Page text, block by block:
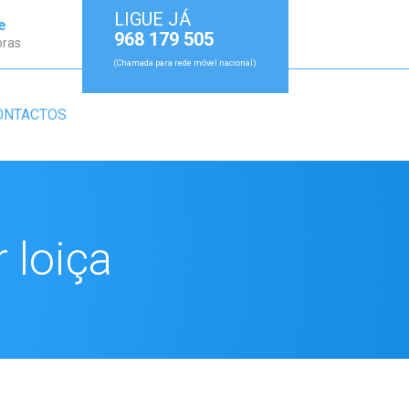
LIGUE JÁ
968 179 505
(Chamada para rede móvel nacional)
loiça